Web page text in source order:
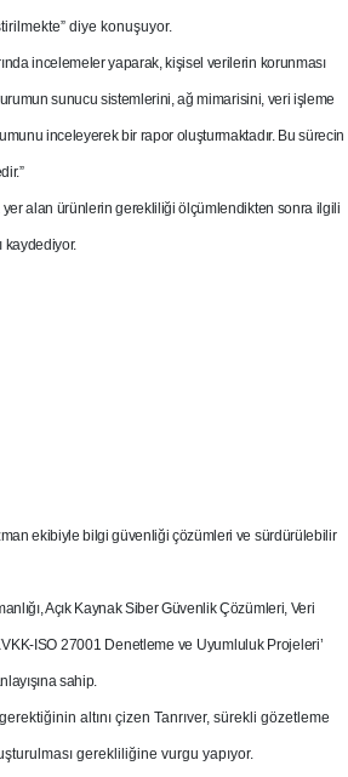
diye konuşuyor.
incelemeler yaparak, kişisel verilerin korunması
sunucu sistemlerini, ağ mimarisini, veri işleme
inceleyerek bir rapor oluşturmaktadır. Bu sürecin
yer alan ürünlerin gerekliliği ölçümlendikten sonra ilgili
kaydediyor.
ekibiyle bilgi güvenliği çözümleri ve sürdürülebilir
Açık Kaynak Siber Güvenlik Çözümleri, Veri
ISO 27001 Denetleme ve Uyumluluk Projeleri’
sahip.
altını çizen Tanrıver, sürekli gözetleme
gerekliliğine vurgu yapıyor.